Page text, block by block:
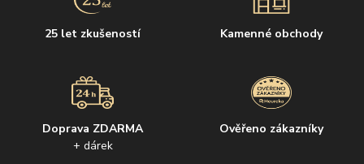
25 let zkušeností Kamenné obchody
Doprava ZDARMA
+ dárek
Ověřeno zákazníky